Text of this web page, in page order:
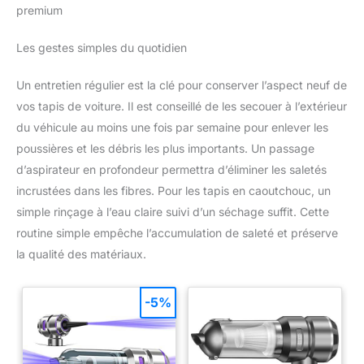
premium
Les gestes simples du quotidien
Un entretien régulier est la clé pour conserver l’aspect neuf de
vos tapis de voiture. Il est conseillé de les secouer à l’extérieur
du véhicule au moins une fois par semaine pour enlever les
poussières et les débris les plus importants. Un passage
d’aspirateur en profondeur permettra d’éliminer les saletés
incrustées dans les fibres. Pour les tapis en caoutchouc, un
simple rinçage à l’eau claire suivi d’un séchage suffit. Cette
routine simple empêche l’accumulation de saleté et préserve
la qualité des matériaux.
-5%